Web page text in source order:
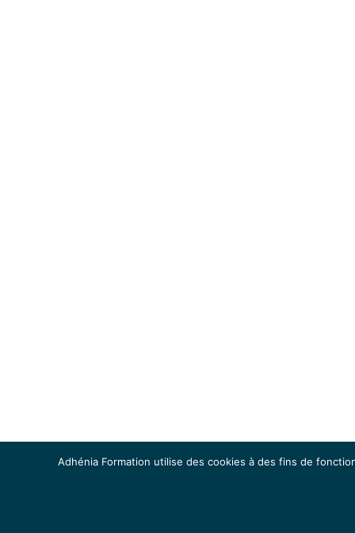
Adhénia Formation utilise des cookies à des fins de